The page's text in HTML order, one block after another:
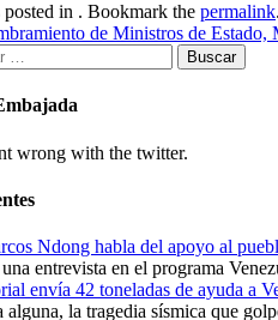
in . Bookmark the permalink.
de Ministros de
wrong with the twitter.
Ndong habla del apoyo al
entrevista en el programa
envía 42 toneladas de ayuda a
alguna, la tragedia sísmica que